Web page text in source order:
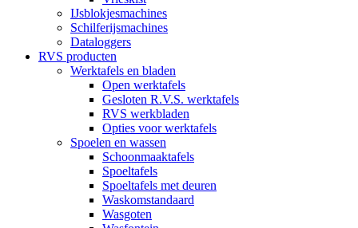
IJsblokjesmachines
Schilferijsmachines
Dataloggers
RVS producten
Werktafels en bladen
Open werktafels
Gesloten R.V.S. werktafels
RVS werkbladen
Opties voor werktafels
Spoelen en wassen
Schoonmaaktafels
Spoeltafels
Spoeltafels met deuren
Waskomstandaard
Wasgoten